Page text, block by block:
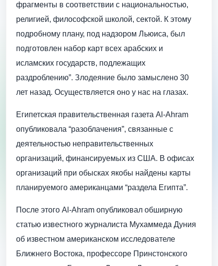
фрагменты в соответствии с национальностью,
религией, философской школой, сектой. К этому
подробному плану, под надзором Льюиса, был
подготовлен набор карт всех арабских и
исламских государств, подлежащих
раздроблению”. Злодеяние было замыслено 30
лет назад. Осуществляется оно у нас на глазах.
Египетская правительственная газета Al-Ahram
опубликовала “разоблачения”, связанные с
деятельностью неправительственных
организаций, финансируемых из США. В офисах
организаций при обысках якобы найдены карты
планируемого американцами “раздела Египта”.
После этого Al-Ahram опубликовал обширную
статью известного журналиста Мухаммеда Дуния
об известном американском исследователе
Ближнего Востока, профессоре Принстонского